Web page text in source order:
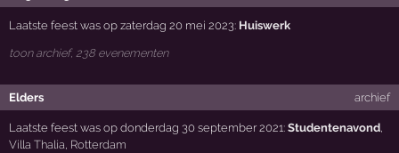
Laatste feest was op zaterdag 20 mei 2023: Huiswerk
toon archief, 238 evenementen
Elders archief
Laatste feest was op donderdag 30 september 2021:Studentenavond,
Villa Thalia, Rotterdam